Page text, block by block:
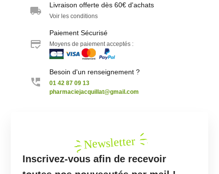
Livraison offerte dès 60€ d'achats
Voir les conditions
Paiement Sécurisé
Moyens de paiement acceptés :
Besoin d'un renseignement ?
01 42 87 09 13
pharmaciejacquillat@gmail.com
Newsletter
Inscrivez-vous afin de recevoir